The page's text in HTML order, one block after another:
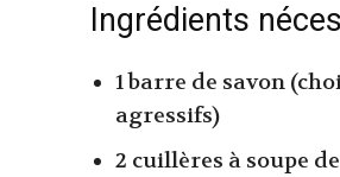
Ingrédients
1 barre de savon
agressifs)
2 cuillères à soupe